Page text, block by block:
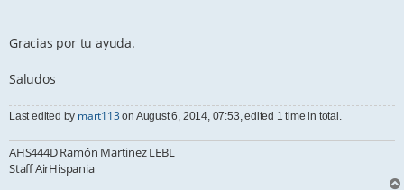
Gracias por tu ayuda.
Saludos
Last edited by mart113 on August 6, 2014, 07:53, edited 1 time in total.
AHS444D Ramón Martinez LEBL
Staff AirHispania